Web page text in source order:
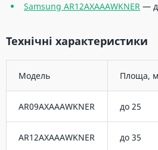
Samsung AR12AXAAAWKNER —
Технічні характеристики
Модель Площа,
AR09AXAAAWKNER до 25
AR12AXAAAWKNER до 35